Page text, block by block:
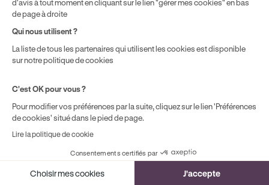
Gérer mes cookies
d'avis à tout moment en cliquant sur le lien "gérer mes cookies" en bas
de page à droite
Qui nous utilisent ?
La liste de tous les partenaires qui utilisent les cookies est disponible
sur notre politique de cookies
C'est OK pour vous ?
Pour modifier vos préférences par la suite, cliquez sur le lien 'Préférences
de cookies' situé dans le pied de page.
Lire la politique de cookie
Consentements certifiés par
Choisir mes cookies J'accepte
Cookies